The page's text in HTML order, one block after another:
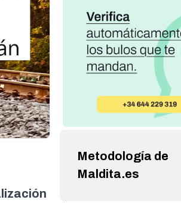
Metodología de
Maldita.es